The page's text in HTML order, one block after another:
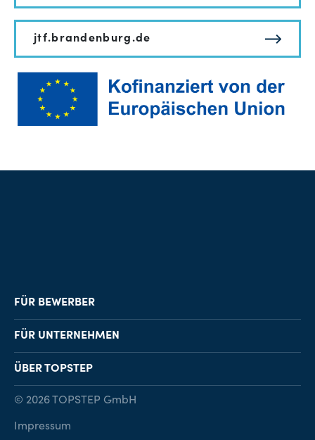
jtf.brandenburg.de
FÜR BEWERBER
Job-Finder
Karriereberatung
FÜR UNTERNEHMEN
Personalvermittlung
Personalsuche
ÜBER TOPSTEP
© 2026 TOPSTEP GmbH
Impressum